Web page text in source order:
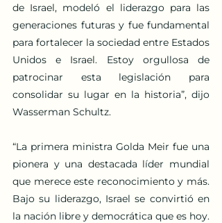
de Israel, modeló el liderazgo para las
generaciones futuras y fue fundamental
para fortalecer la sociedad entre Estados
Unidos e Israel. Estoy orgullosa de
patrocinar esta legislación para
consolidar su lugar en la historia”, dijo
Wasserman Schultz.
“La primera ministra Golda Meir fue una
pionera y una destacada líder mundial
que merece este reconocimiento y más.
Bajo su liderazgo, Israel se convirtió en
la nación libre y democrática que es hoy.